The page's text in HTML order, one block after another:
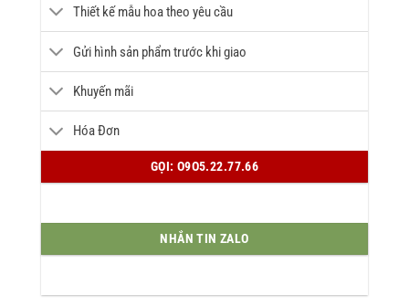
Thiết kế mẫu hoa theo yêu cầu
Gửi hình sản phẩm trước khi giao
Khuyến mãi
Hóa Đơn
GỌI: O9O5.22.77.66
NHẮN TIN ZALO